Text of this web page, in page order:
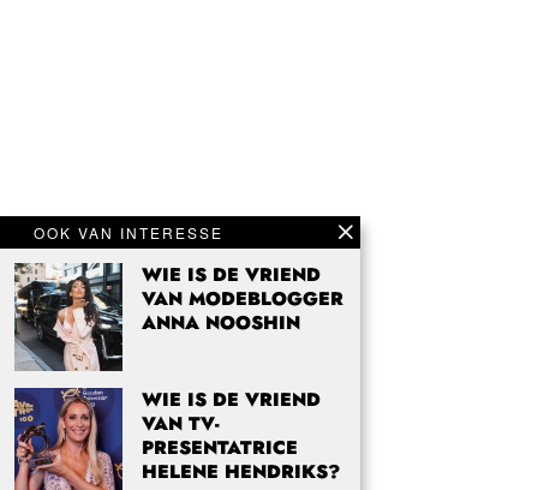
OOK VAN INTERESSE
WIE IS DE VRIEND
VAN MODEBLOGGER
ANNA NOOSHIN
WIE IS DE VRIEND
VAN TV-
PRESENTATRICE
HELENE HENDRIKS?